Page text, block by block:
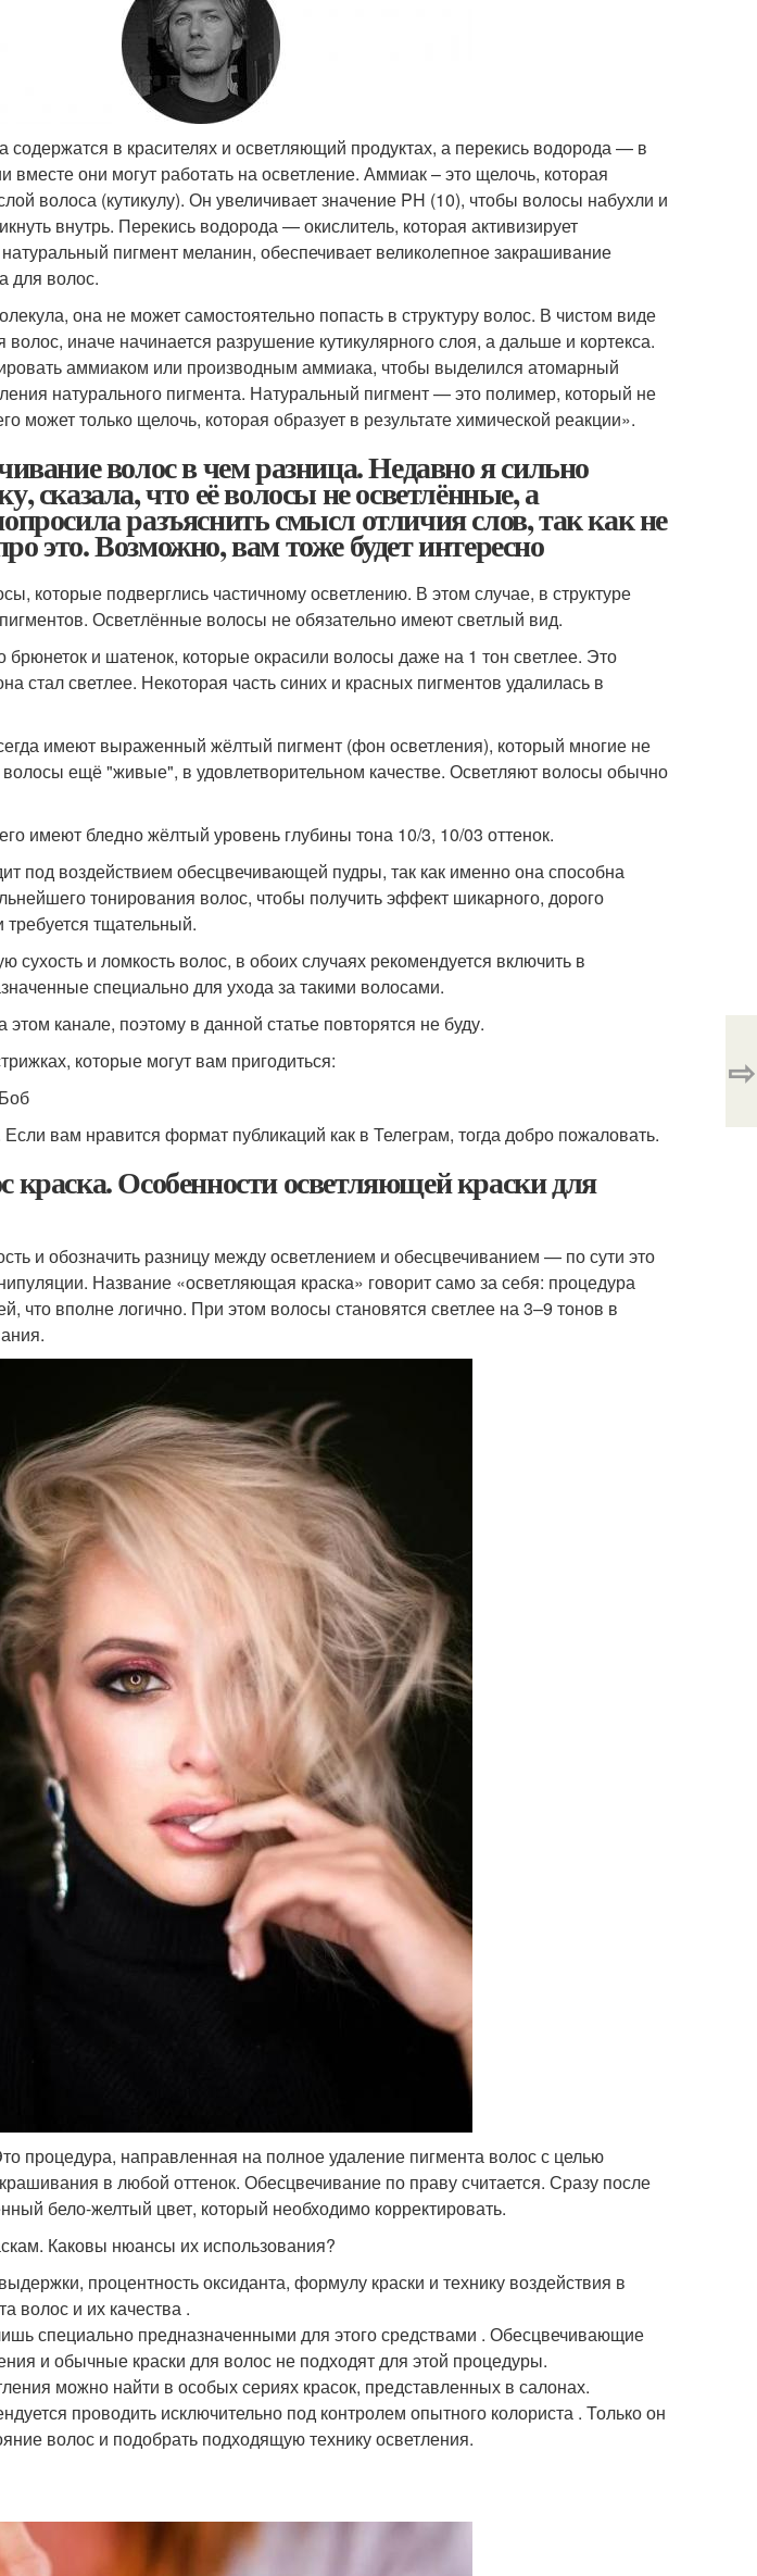
в красителях и осветляющий продуктах, а перекись водорода — в
вместе они могут работать на осветление. Аммиак – это щелочь, которая
волоса (кутикулу). Он увеличивает значение PH (10), чтобы волосы набухли и
внутрь. Перекись водорода — окислитель, которая активизирует
пигмент меланин, обеспечивает великолепное закрашивание
для волос.
она не может самостоятельно попасть в структуру волос. В чистом виде
иначе начинается разрушение кутикулярного слоя, а дальше и кортекса.
аммиаком или производным аммиака, чтобы выделился атомарный
натурального пигмента. Натуральный пигмент — это полимер, который не
может только щелочь, которая образует в результате химической реакции».
волос в чем разница. Недавно я сильно
сказала, что её волосы не осветлённые, а
разъяснить смысл отличия слов, так как не
это. Возможно, вам тоже будет интересно
которые подверглись частичному осветлению. В этом случае, в структуре
Осветлённые волосы не обязательно имеют светлый вид.
брюнеток и шатенок, которые окрасили волосы даже на 1 тон светлее. Это
стал светлее. Некоторая часть синих и красных пигментов удалилась в
имеют выраженный жёлтый пигмент (фон осветления), который многие не
волосы ещё "живые", в удовлетворительном качестве. Осветляют волосы обычно
имеют бледно жёлтый уровень глубины тона 10/3, 10/03 оттенок.
под воздействием обесцвечивающей пудры, так как именно она способна
тонирования волос, чтобы получить эффект шикарного, дорого
тщательный.
сухость и ломкость волос, в обоих случаях рекомендуется включить в
специально для ухода за такими волосами.
канале, поэтому в данной статье повторятся не буду.
которые могут вам пригодиться:
вам нравится формат публикаций как в Телеграм, тогда добро пожаловать.
краска. Особенности осветляющей краски для
и обозначить разницу между осветлением и обесцвечиванием — по сути это
Название «осветляющая краска» говорит само за себя: процедура
что вполне логично. При этом волосы становятся светлее на 3–9 тонов в
процедура, направленная на полное удаление пигмента волос с целью
в любой оттенок. Обесцвечивание по праву считается. Сразу после
бело-желтый цвет, который необходимо корректировать.
Каковы нюансы их использования?
процентность оксиданта, формулу краски и технику воздействия в
волос и их качества .
специально предназначенными для этого средствами . Обесцвечивающие
и обычные краски для волос не подходят для этой процедуры.
можно найти в особых сериях красок, представленных в салонах.
проводить исключительно под контролем опытного колориста . Только он
волос и подобрать подходящую технику осветления.
⇨